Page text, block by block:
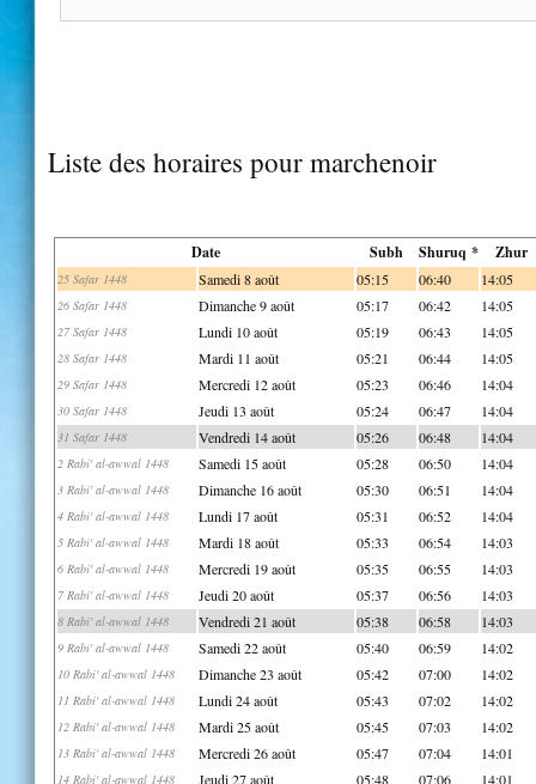
Liste des horaires pour marchenoir
Date Subh Shuruq * Zhur
25 Safar 1448 Samedi 8 août 05:15 06:40 14:05
26 Safar 1448 Dimanche 9 août 05:17 06:42 14:05
27 Safar 1448 Lundi 10 août 05:19 06:43 14:05
28 Safar 1448 Mardi 11 août 05:21 06:44 14:05
29 Safar 1448 Mercredi 12 août 05:23 06:46 14:04
30 Safar 1448 Jeudi 13 août 05:24 06:47 14:04
31 Safar 1448 Vendredi 14 août 05:26 06:48 14:04
2 Rabi' al-awwal 1448 Samedi 15 août 05:28 06:50 14:04
3 Rabi' al-awwal 1448 Dimanche 16 août 05:30 06:51 14:04
4 Rabi' al-awwal 1448 Lundi 17 août 05:31 06:52 14:04
5 Rabi' al-awwal 1448 Mardi 18 août 05:33 06:54 14:03
6 Rabi' al-awwal 1448 Mercredi 19 août 05:35 06:55 14:03
7 Rabi' al-awwal 1448 Jeudi 20 août 05:37 06:56 14:03
8 Rabi' al-awwal 1448 Vendredi 21 août 05:38 06:58 14:03
9 Rabi' al-awwal 1448 Samedi 22 août 05:40 06:59 14:02
10 Rabi' al-awwal 1448 Dimanche 23 août 05:42 07:00 14:02
11 Rabi' al-awwal 1448 Lundi 24 août 05:43 07:02 14:02
12 Rabi' al-awwal 1448 Mardi 25 août 05:45 07:03 14:02
13 Rabi' al-awwal 1448 Mercredi 26 août 05:47 07:04 14:01
14 Rabi' al-awwal 1448 Jeudi 27 août 05:48 07:06 14:01